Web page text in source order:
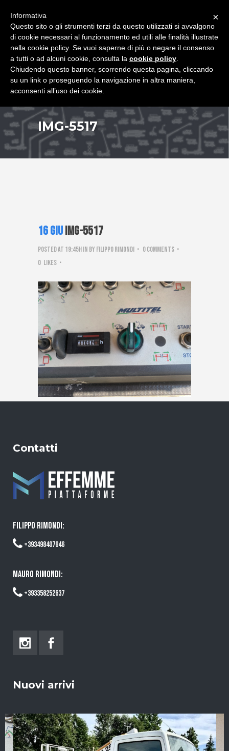
IMG-5517
16 GiuIMG-5517
Posted at 19:45hin by Filippo Rimondi
0 Comments
0 Likes
Contatti
FILIPPO RIMONDI:
+393498407646
MAURO RIMONDI:
+393358252637
Nuovi arrivi
×
Informativa
Questo sito o gli strumenti terzi da questo utilizzati si avvalgono
di cookie necessari al funzionamento ed utili alle finalità illustrate
nella cookie policy. Se vuoi saperne di più o negare il consenso
a tutti o ad alcuni cookie, consulta la cookie policy
Chiudendo questo banner, scorrendo questa pagina, cliccando
su un link o proseguendo la navigazione in altra maniera,
acconsenti all’uso dei cookie.